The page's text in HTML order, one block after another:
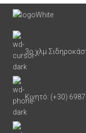
3ο χλμ
Κινητό: (+30)